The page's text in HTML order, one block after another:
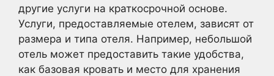
другие услуги на краткосрочной основе.
Услуги, предоставляемые отелем, зависят от
размера и типа отеля. Например, небольшой
отель может предоставить такие удобства,
как базовая кровать и место для хранения